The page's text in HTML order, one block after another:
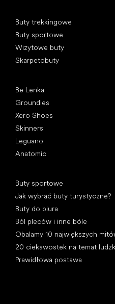
Buty trekkingowe
Buty sportowe
Wizytowe buty
Skarpetobuty
Be Lenka
Groundies
Xero Shoes
Skinners
Leguano
Anatomic
Buty sportowe
Jak wybrać buty turystyczne?
Buty do biura
Ból pleców i inne bóle
Obalamy 10 największych
20 ciekawostek na temat
Prawidłowa postawa